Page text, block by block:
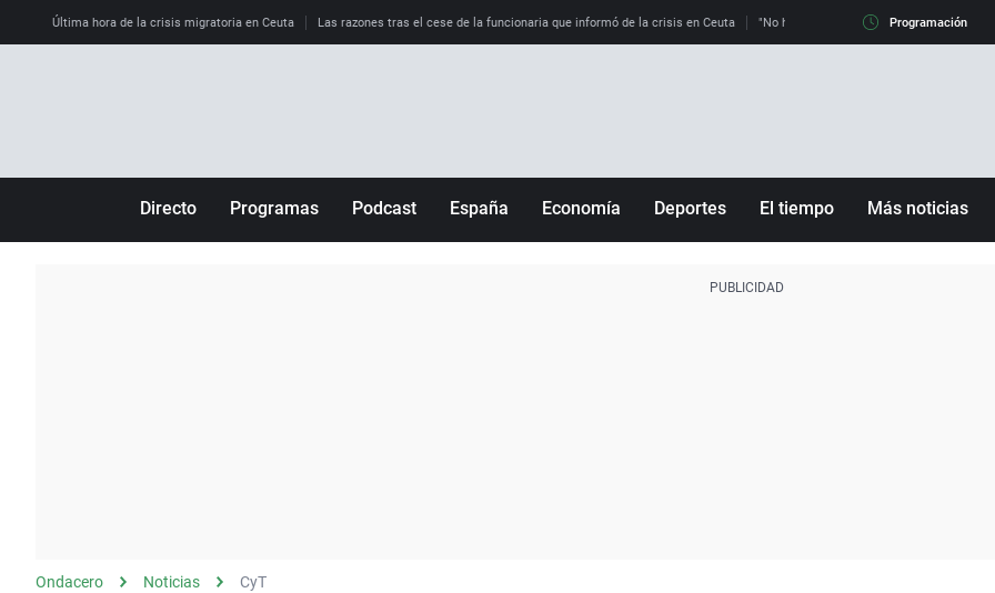
Última hora de la crisis migratoria en Ceuta Las razones tras el cese de la funcionaria que informó de la crisis en Ceuta "No hay mafias, que no nos engañen":
Programación
Directo Programas
Como el perro y el
Podcast España Economía Deportes El tiempo Más noticias
Ondacero Noticias CyT